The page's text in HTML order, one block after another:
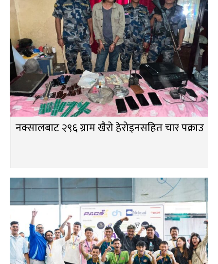
नक्सालबाट २९६ ग्राम खैरो हेरोइनसहित चार पक्राउ